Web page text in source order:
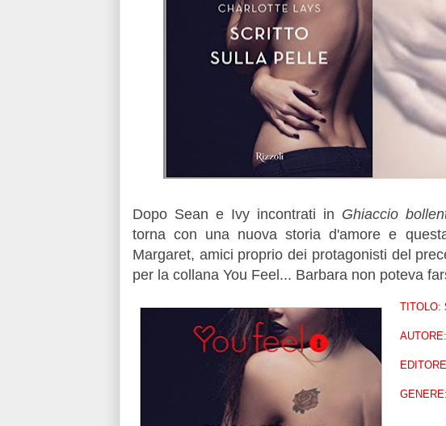
Dopo Sean e Ivy incontrati in Ghiaccio
torna con una nuova storia d'amore e
Margaret, amici proprio dei protagonisti del
per la collana You Feel... Barbara non poteva
TITOLO:
AUTORE:
GENERE: